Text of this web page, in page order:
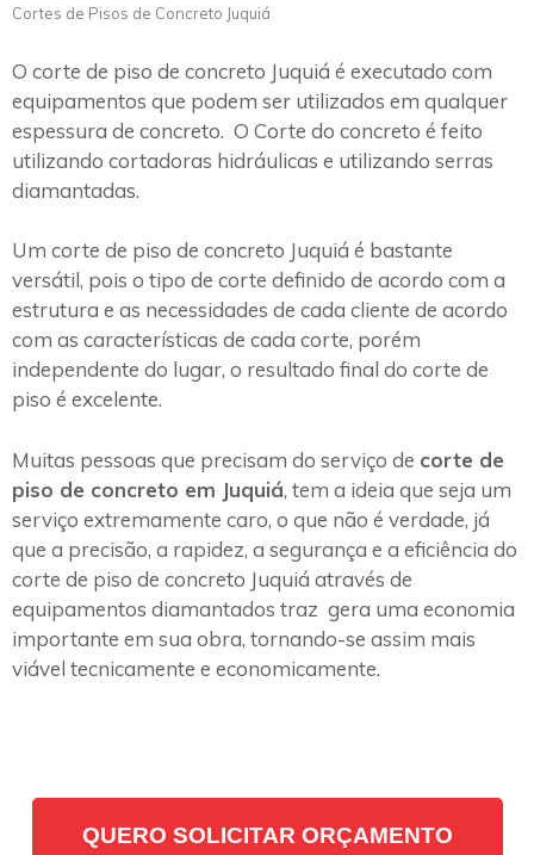
Cortes de Pisos de Concreto Juquiá
O corte de piso de concreto Juquiá é executado com
equipamentos que podem ser utilizados em qualquer
espessura de concreto. O Corte do concreto é feito
utilizando cortadoras hidráulicas e utilizando serras
diamantadas.
Um corte de piso de concreto Juquiá é bastante
versátil, pois o tipo de corte definido de acordo com a
estrutura e as necessidades de cada cliente de acordo
com as características de cada corte, porém
independente do lugar, o resultado final do corte de
piso é excelente.
Muitas pessoas que precisam do serviço de corte de
piso de concreto em Juquiá, tem a ideia que seja um
serviço extremamente caro, o que não é verdade, já
que a precisão, a rapidez, a segurança e a eficiência do
corte de piso de concreto Juquiá através de
equipamentos diamantados traz gera uma economia
importante em sua obra, tornando-se assim mais
viável tecnicamente e economicamente.
QUERO SOLICITAR ORÇAMENTO